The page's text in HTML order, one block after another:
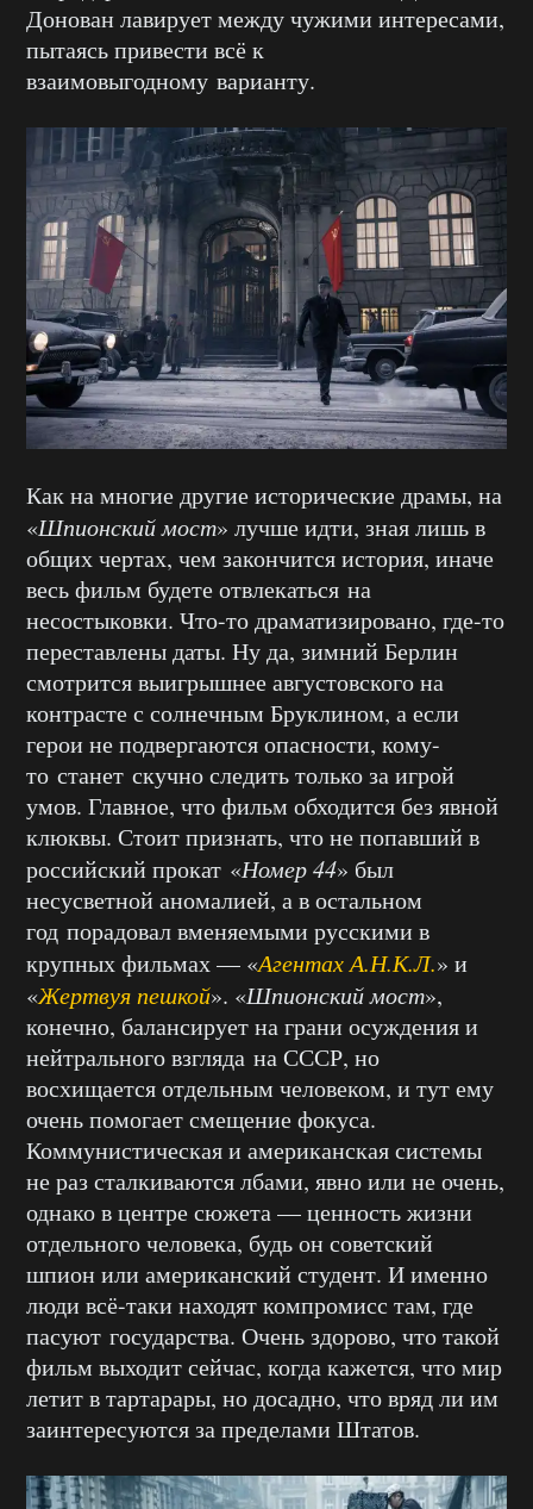
Донован лавирует между чужими интересами,
пытаясь привести всё к
взаимовыгодному варианту.
Как на многие другие исторические драмы, на
«Шпионский мост» лучше идти, зная лишь в
общих чертах, чем закончится история, иначе
весь фильм будете отвлекаться на
несостыковки. Что-то драматизировано, где-то
переставлены даты. Ну да, зимний Берлин
смотрится выигрышнее августовского на
контрасте с солнечным Бруклином, а если
герои не подвергаются опасности, кому-
то станет скучно следить только за игрой
умов. Главное, что фильм обходится без явной
клюквы. Стоит признать, что не попавший в
российский прокат «Номер 44» был
несусветной аномалией, а в остальном
год порадовал вменяемыми русскими в
крупных фильмах — «Агентах А.Н.К.Л.» и
«Жертвуя пешкой». «Шпионский мост»,
конечно, балансирует на грани осуждения и
нейтрального взгляда на СССР, но
восхищается отдельным человеком, и тут ему
очень помогает смещение фокуса.
Коммунистическая и американская системы
не раз сталкиваются лбами, явно или не очень,
однако в центре сюжета — ценность жизни
отдельного человека, будь он советский
шпион или американский студент. И именно
люди всё-таки находят компромисс там, где
пасуют государства. Очень здорово, что такой
фильм выходит сейчас, когда кажется, что мир
летит в тартарары, но досадно, что вряд ли им
заинтересуются за пределами Штатов.